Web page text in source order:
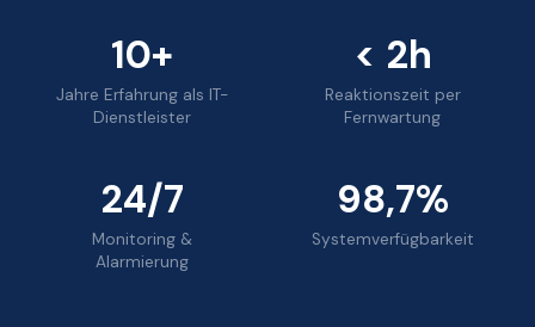
10+
Jahre Erfahrung als IT-
Dienstleister
< 2h
Reaktionszeit per
Fernwartung
24/7
Monitoring &
Alarmierung
98,7%
Systemverfügbarkeit